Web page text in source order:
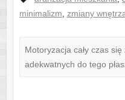
minimalizm
zmiany
Motoryzacja cały czas
adekwatnych do tego